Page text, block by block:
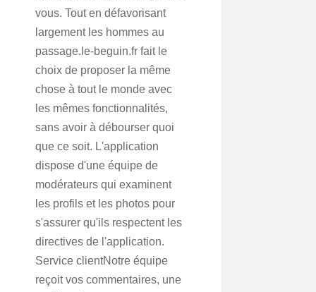
vous. Tout en défavorisant
largement les hommes au
passage.le-beguin.fr fait le
choix de proposer la même
chose à tout le monde avec
les mêmes fonctionnalités,
sans avoir à débourser quoi
que ce soit. L'application
dispose d'une équipe de
modérateurs qui examinent
les profils et les photos pour
s'assurer qu'ils respectent les
directives de l'application.
Service clientNotre équipe
reçoit vos commentaires, une